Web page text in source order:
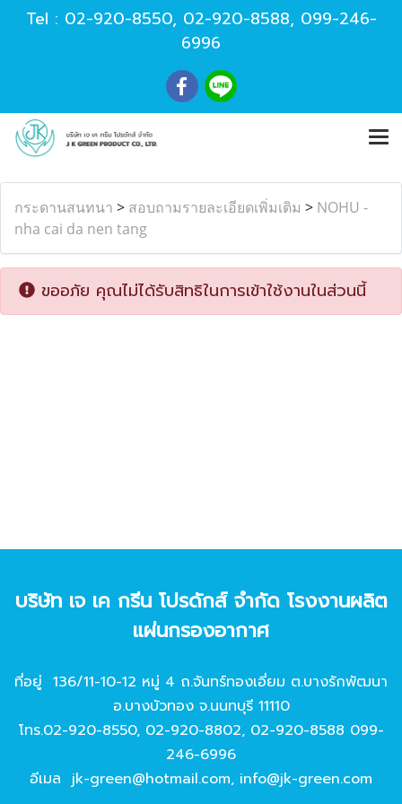
Tel : 02-920-8550, 02-920-8588, 099-246-
6996
กระดานสนทนา > สอบถามรายละเอียดเพิ่มเติม > NOHU -
nha cai da nen tang
ขออภัย คุณไม่ได้รับสิทธิในการเข้าใช้งานในส่วนนี้
บริษัท เจ เค กรีน โปรดักส์ จํากัด โรงงานผลิต
แผ่นกรองอากาศ
ที่อยู่ 136/11-10-12 หมู่ 4 ถ.จันทร์ทองเอี่ยม ต.บางรักพัฒนา
อ.บางบัวทอง จ.นนทบุรี 11110
โทร.02-920-8550, 02-920-8802, 02-920-8588 099-
246-6996
อีเมล jk-green@hotmail.com, info@jk-green.com